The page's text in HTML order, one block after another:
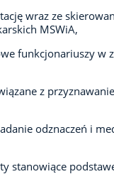
wraz ze
MSWiA,
funkcjonariuszy w
z
odznaczeń i
stanowiące